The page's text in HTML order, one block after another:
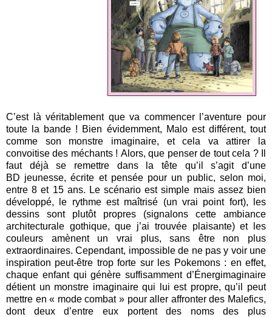
C’est là véritablement que va commencer l’aventure pour
toute la bande ! Bien évidemment, Malo est différent, tout
comme son monstre imaginaire, et cela va attirer la
convoitise des méchants ! Alors, que penser de tout cela ? Il
faut déjà se remettre dans la tête qu’il s’agit d’une
BD jeunesse, écrite et pensée pour un public, selon moi,
entre 8 et 15 ans. Le scénario est simple mais assez bien
développé, le rythme est maîtrisé (un vrai point fort), les
dessins sont plutôt propres (signalons cette ambiance
architecturale gothique, que j’ai trouvée plaisante) et les
couleurs amènent un vrai plus, sans être non plus
extraordinaires. Cependant, impossible de ne pas y voir une
inspiration peut-être trop forte sur les Pokemons : en effet,
chaque enfant qui génère suffisamment d’Énergimaginaire
détient un monstre imaginaire qui lui est propre, qu’il peut
mettre en « mode combat » pour aller affronter des Malefics,
dont deux d’entre eux portent des noms des plus